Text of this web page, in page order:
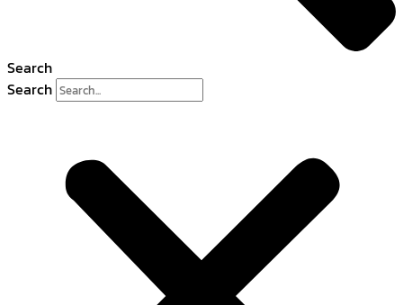
Search
Search